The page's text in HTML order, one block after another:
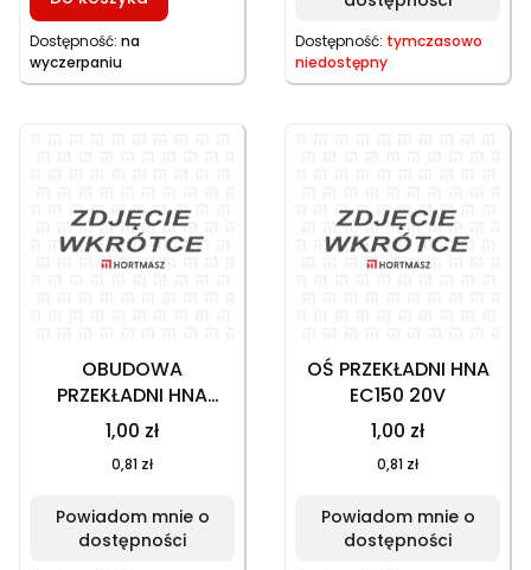
Dostępność: na
wyczerpaniu
Dostępność: tymczasowo
niedostępny
OBUDOWA
PRZEKŁADNI HNA
EC150 20V
1,00 zł
0,81 zł
Powiadom mnie o
dostępności
OŚ PRZEKŁADNI HNA
EC150 20V
1,00 zł
0,81 zł
Powiadom mnie o
dostępności